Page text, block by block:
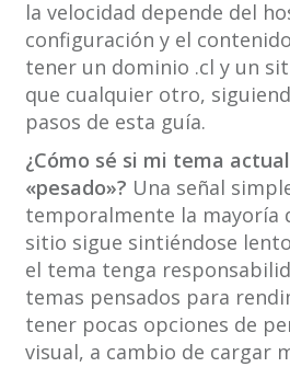
la velocidad depende del
configuración y el
tener un dominio .cl y un
que cualquier otro,
pasos de esta guía.
¿Cómo sé si mi tema
«pesado»? Una señal
temporalmente la mayoría
sitio sigue sintiéndose
el tema tenga
temas pensados para
tener pocas opciones de
visual, a cambio de cargar